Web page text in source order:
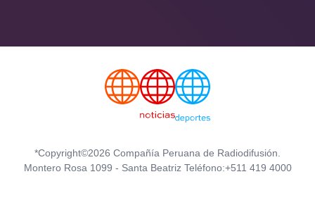
*Copyright©2026 Compañía Peruana de Radiodifusión.
Montero Rosa 1099 - Santa Beatriz Teléfono:+511 419 4000